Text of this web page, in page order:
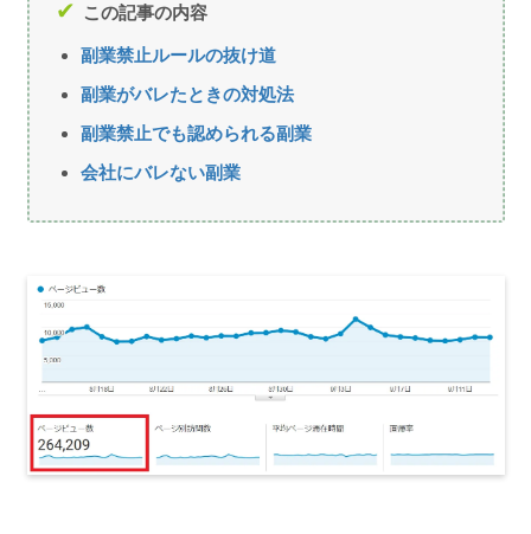
この記事の内容
副業禁止ルールの抜け道
副業がバレたときの対処法
副業禁止でも認められる副業
会社にバレない副業